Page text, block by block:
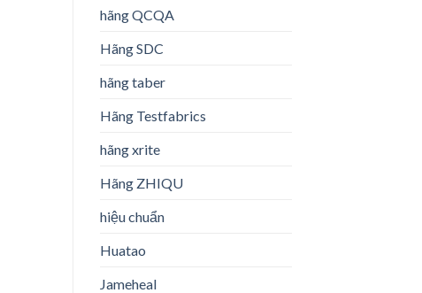
hãng QCQA
Hãng SDC
hãng taber
Hãng Testfabrics
hãng xrite
Hãng ZHIQU
hiệu chuẩn
Huatao
Jameheal